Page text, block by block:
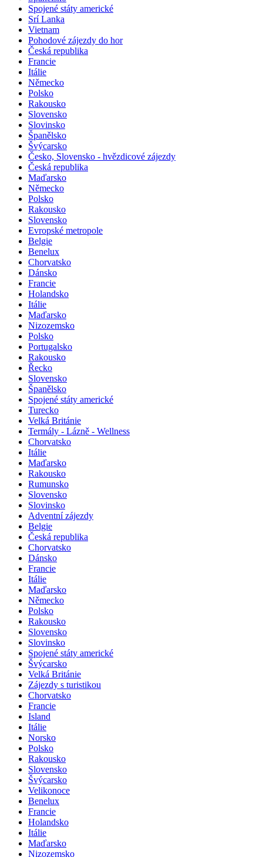
Spojené státy americké
Srí Lanka
Vietnam
Pohodové zájezdy do hor
Česká republika
Francie
Itálie
Německo
Polsko
Rakousko
Slovensko
Slovinsko
Španělsko
Švýcarsko
Česko, Slovensko - hvězdicové zájezdy
Česká republika
Maďarsko
Německo
Polsko
Rakousko
Slovensko
Evropské metropole
Belgie
Benelux
Chorvatsko
Dánsko
Francie
Holandsko
Itálie
Maďarsko
Nizozemsko
Polsko
Portugalsko
Rakousko
Řecko
Slovensko
Španělsko
Spojené státy americké
Turecko
Velká Británie
Termály - Lázně - Wellness
Chorvatsko
Itálie
Maďarsko
Rakousko
Rumunsko
Slovensko
Slovinsko
Adventní zájezdy
Belgie
Česká republika
Chorvatsko
Dánsko
Francie
Itálie
Maďarsko
Německo
Polsko
Rakousko
Slovensko
Slovinsko
Spojené státy americké
Švýcarsko
Velká Británie
Zájezdy s turistikou
Chorvatsko
Francie
Island
Itálie
Norsko
Polsko
Rakousko
Slovensko
Švýcarsko
Velikonoce
Benelux
Francie
Holandsko
Itálie
Maďarsko
Nizozemsko